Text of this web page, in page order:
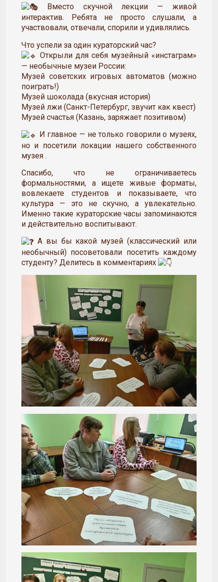
Вместо скучной лекции — живой
интерактив. Ребята не просто слушали, а
участвовали, отвечали, спорили и удивлялись.
Что успели за один кураторский час?
Открыли для себя музейный «инстаграм»
— необычные музеи России:
Музей советских игровых автоматов (можно
поиграть!)
Музей шоколада (вкусная история)
Музей лжи (Санкт-Петербург, звучит как квест)
Музей счастья (Казань, заряжает позитивом)
И главное — не только говорили о музеях,
но и посетили локации нашего собственного
музея .
Спасибо, что не ограничиваетесь
формальностями, а ищете живые форматы,
вовлекаете студентов и показываете, что
культура — это не скучно, а увлекательно.
Именно такие кураторские часы запоминаются
и действительно воспитывают.
А вы бы какой музей (классический или
необычный) посоветовали посетить каждому
студенту? Делитесь в комментариях